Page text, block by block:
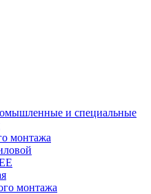
и специальные
монтажа
монтажа